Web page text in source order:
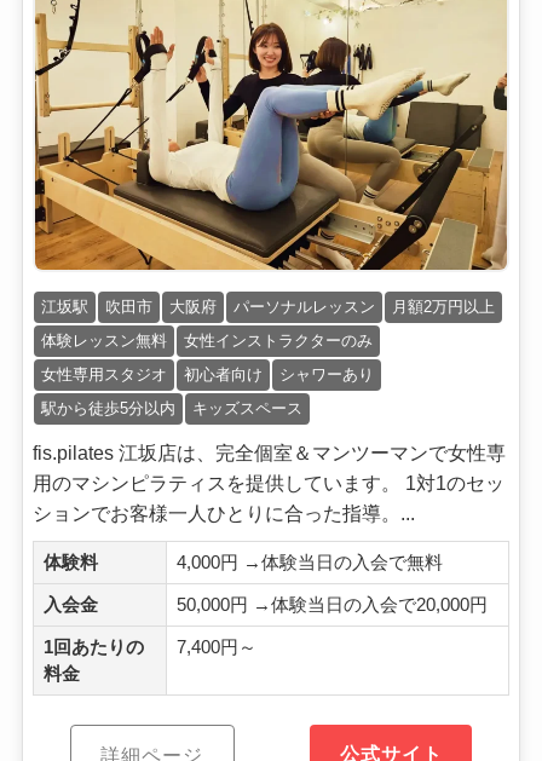
江坂駅 吹田市 大阪府 パーソナルレッスン
月額2万円以上
体験レッスン無料
女性インストラクターのみ
女性専用スタジオ
初心者向け
シャワーあり
駅から徒歩5分以内
キッズスペース
fis.pilates 江坂店は、完全個室＆マンツーマンで女性専
用のマシンピラティスを提供しています。 1対1のセッ
ションでお客様一人ひとりに合った指導。...
体験料 4,000円 →体験当日の入会で無料
入会金 50,000円 →体験当日の入会で20,000円
1回あたりの
料金
7,400円～
詳細ページ 公式サイト